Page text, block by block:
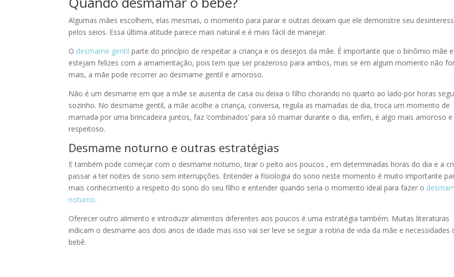
Algumas mães escolhem, elas mesmas, o momento para parar e outras deixam que ele demonstre seu
pelos seios. Essa última atitude parece mais natural e é mais fácil de manejar.
O desmame gentil parte do princípio de respeitar a criança e os desejos da mãe. É importante que o binômio mãe
estejam felizes com a amamentação, pois tem que ser prazeroso para ambos, mas se em algum momento não
mais, a mãe pode recorrer ao desmame gentil e amoroso.
Não é um desmame em que a mãe se ausenta de casa ou deixa o filho chorando no quarto ao lado por horas
sozinho. No desmame gentil, a mãe acolhe a criança, conversa, regula as mamadas de dia, troca um momento de
mamada por uma brincadeira juntos, faz ‘combinados’ para só mamar durante o dia, enfim, é algo mais amoroso e
respeitoso.
Desmame noturno e outras estratégias
E também pode começar com o desmame noturno, tirar o peito aos poucos , em determinadas horas do dia e a
passar a ter noites de sono sem interrupções. Entender a fisiologia do sono neste momento é muito importante
mais conhecimento a respeito do sono do seu filho e entender quando seria o momento ideal para fazer o
noturno.
Oferecer outro alimento e introduzir alimentos diferentes aos poucos é uma estratégia também. Muitas literaturas
indicam o desmame aos dois anos de idade mas isso vai ser leve se seguir a rotina de vida da mãe e necessidades
bebê.